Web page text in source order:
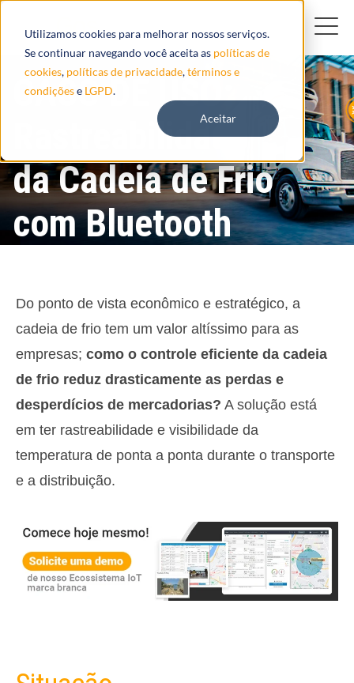
Utilizamos cookies para melhorar nossos serviços.
Se continuar navegando você aceita as políticas de
cookies, políticas de privacidade,términos e
condiçõese LGPD.
Aceitar
CASO DE USO:
Rastreabilidade
da Cadeia de Frio
com Bluetooth
Do ponto de vista econômico e estratégico, a
cadeia de frio tem um valor altíssimo para as
empresas; como o controle eficiente da cadeia
de frio reduz drasticamente as perdas e
desperdícios de mercadorias? A solução está
em ter rastreabilidade e visibilidade da
temperatura de ponta a ponta durante o transporte
e a distribuição.